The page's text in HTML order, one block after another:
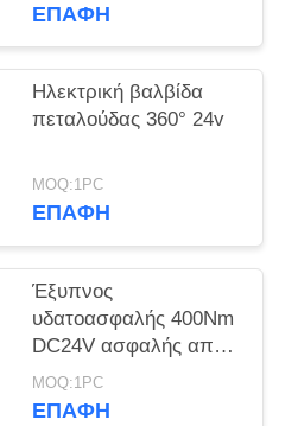
ΕΠΑΦΉ
Ηλεκτρική βαλβίδα
πεταλούδας 360° 24v
MOQ:1PC
ΕΠΑΦΉ
Έξυπνος
υδατοασφαλής 400Nm
DC24V ασφαλής από
βλάβη ηλεκτρικός
ενεργοποιητής
MOQ:1PC
ΕΠΑΦΉ